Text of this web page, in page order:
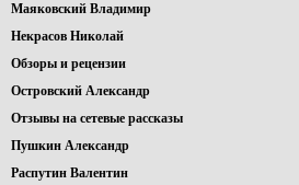
Маяковский Владимир
Некрасов Николай
Обзоры и рецензии
Островский Александр
Отзывы на сетевые рассказы
Пушкин Александр
Распутин Валентин